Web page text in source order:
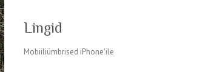
Lingid
Mobiiliümbrised iPhone'ile